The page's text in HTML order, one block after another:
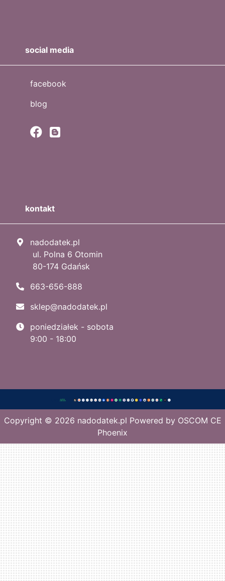
social media
facebook
blog
kontakt
nadodatek.pl
ul. Polna 6 Otomin
80-174 Gdańsk
663-656-888
sklep@nadodatek.pl
poniedziałek - sobota
9:00 - 18:00
Copyright © 2026 nadodatek.pl Powered by OSCOM CE
Phoenix